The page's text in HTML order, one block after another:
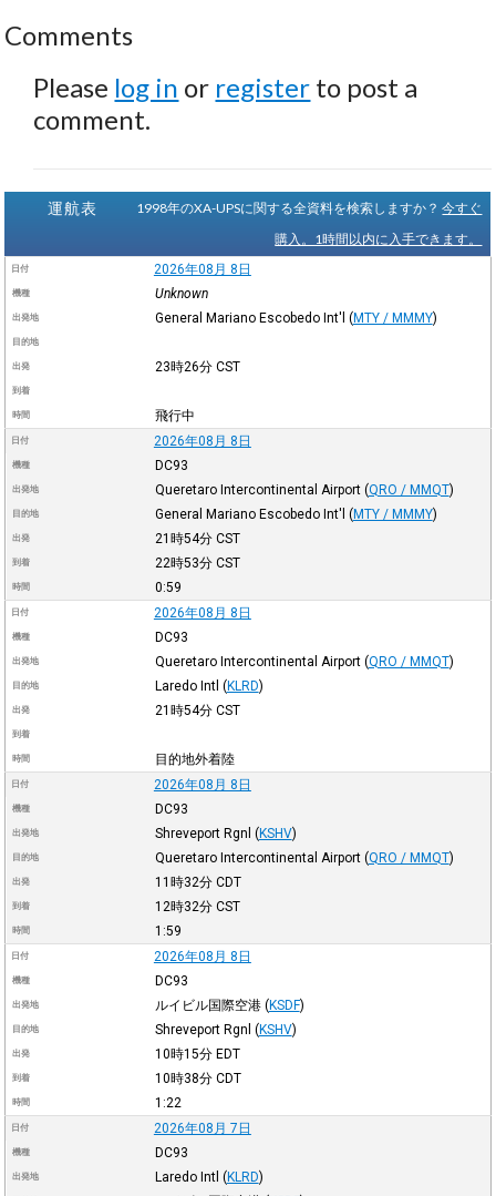
Comments
Please log in or register to post a
comment.
運航表 1998年のXA-UPSに関する全資料を検索しますか？今すぐ
購入。1時間以内に入手できます。
日付 2026年08月 8日
機種 Unknown
出発地 General Mariano Escobedo Int'l (MTY / MMMY)
目的地
出発 23時26分 CST
到着
時間 飛行中
日付 2026年08月 8日
機種 DC93
出発地 Queretaro Intercontinental Airport (QRO / MMQT)
目的地 General Mariano Escobedo Int'l (MTY / MMMY)
出発 21時54分 CST
到着 22時53分 CST
時間 0:59
日付 2026年08月 8日
機種 DC93
出発地 Queretaro Intercontinental Airport (QRO / MMQT)
目的地 Laredo Intl (KLRD)
出発 21時54分 CST
到着
時間 目的地外着陸
日付 2026年08月 8日
機種 DC93
出発地 Shreveport Rgnl (KSHV)
目的地 Queretaro Intercontinental Airport (QRO / MMQT)
出発 11時32分 CDT
到着 12時32分 CST
時間 1:59
日付 2026年08月 8日
機種 DC93
出発地 ルイビル国際空港 (KSDF)
目的地 Shreveport Rgnl (KSHV)
出発 10時15分 EDT
到着 10時38分 CDT
時間 1:22
日付 2026年08月 7日
機種 DC93
出発地 Laredo Intl (KLRD)